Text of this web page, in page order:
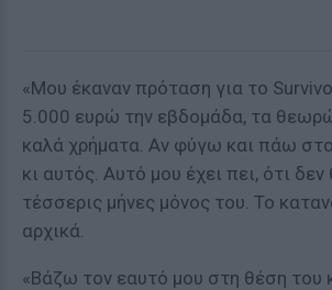
«Μου έκαναν πρόταση για το
5.000 ευρώ την εβδομάδα, τα
καλά χρήματα. Αν φύγω και πάω
κι αυτός. Αυτό μου έχει πει, ότι
τέσσερις μήνες μόνος του. Το
αρχικά.
«Βάζω τον εαυτό μου στη θέση του